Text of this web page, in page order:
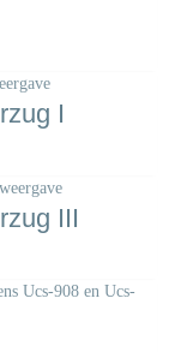
I
III